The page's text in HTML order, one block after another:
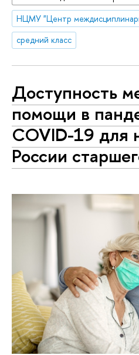
средний класс
Доступность
помощи в
COVID-19 для
России